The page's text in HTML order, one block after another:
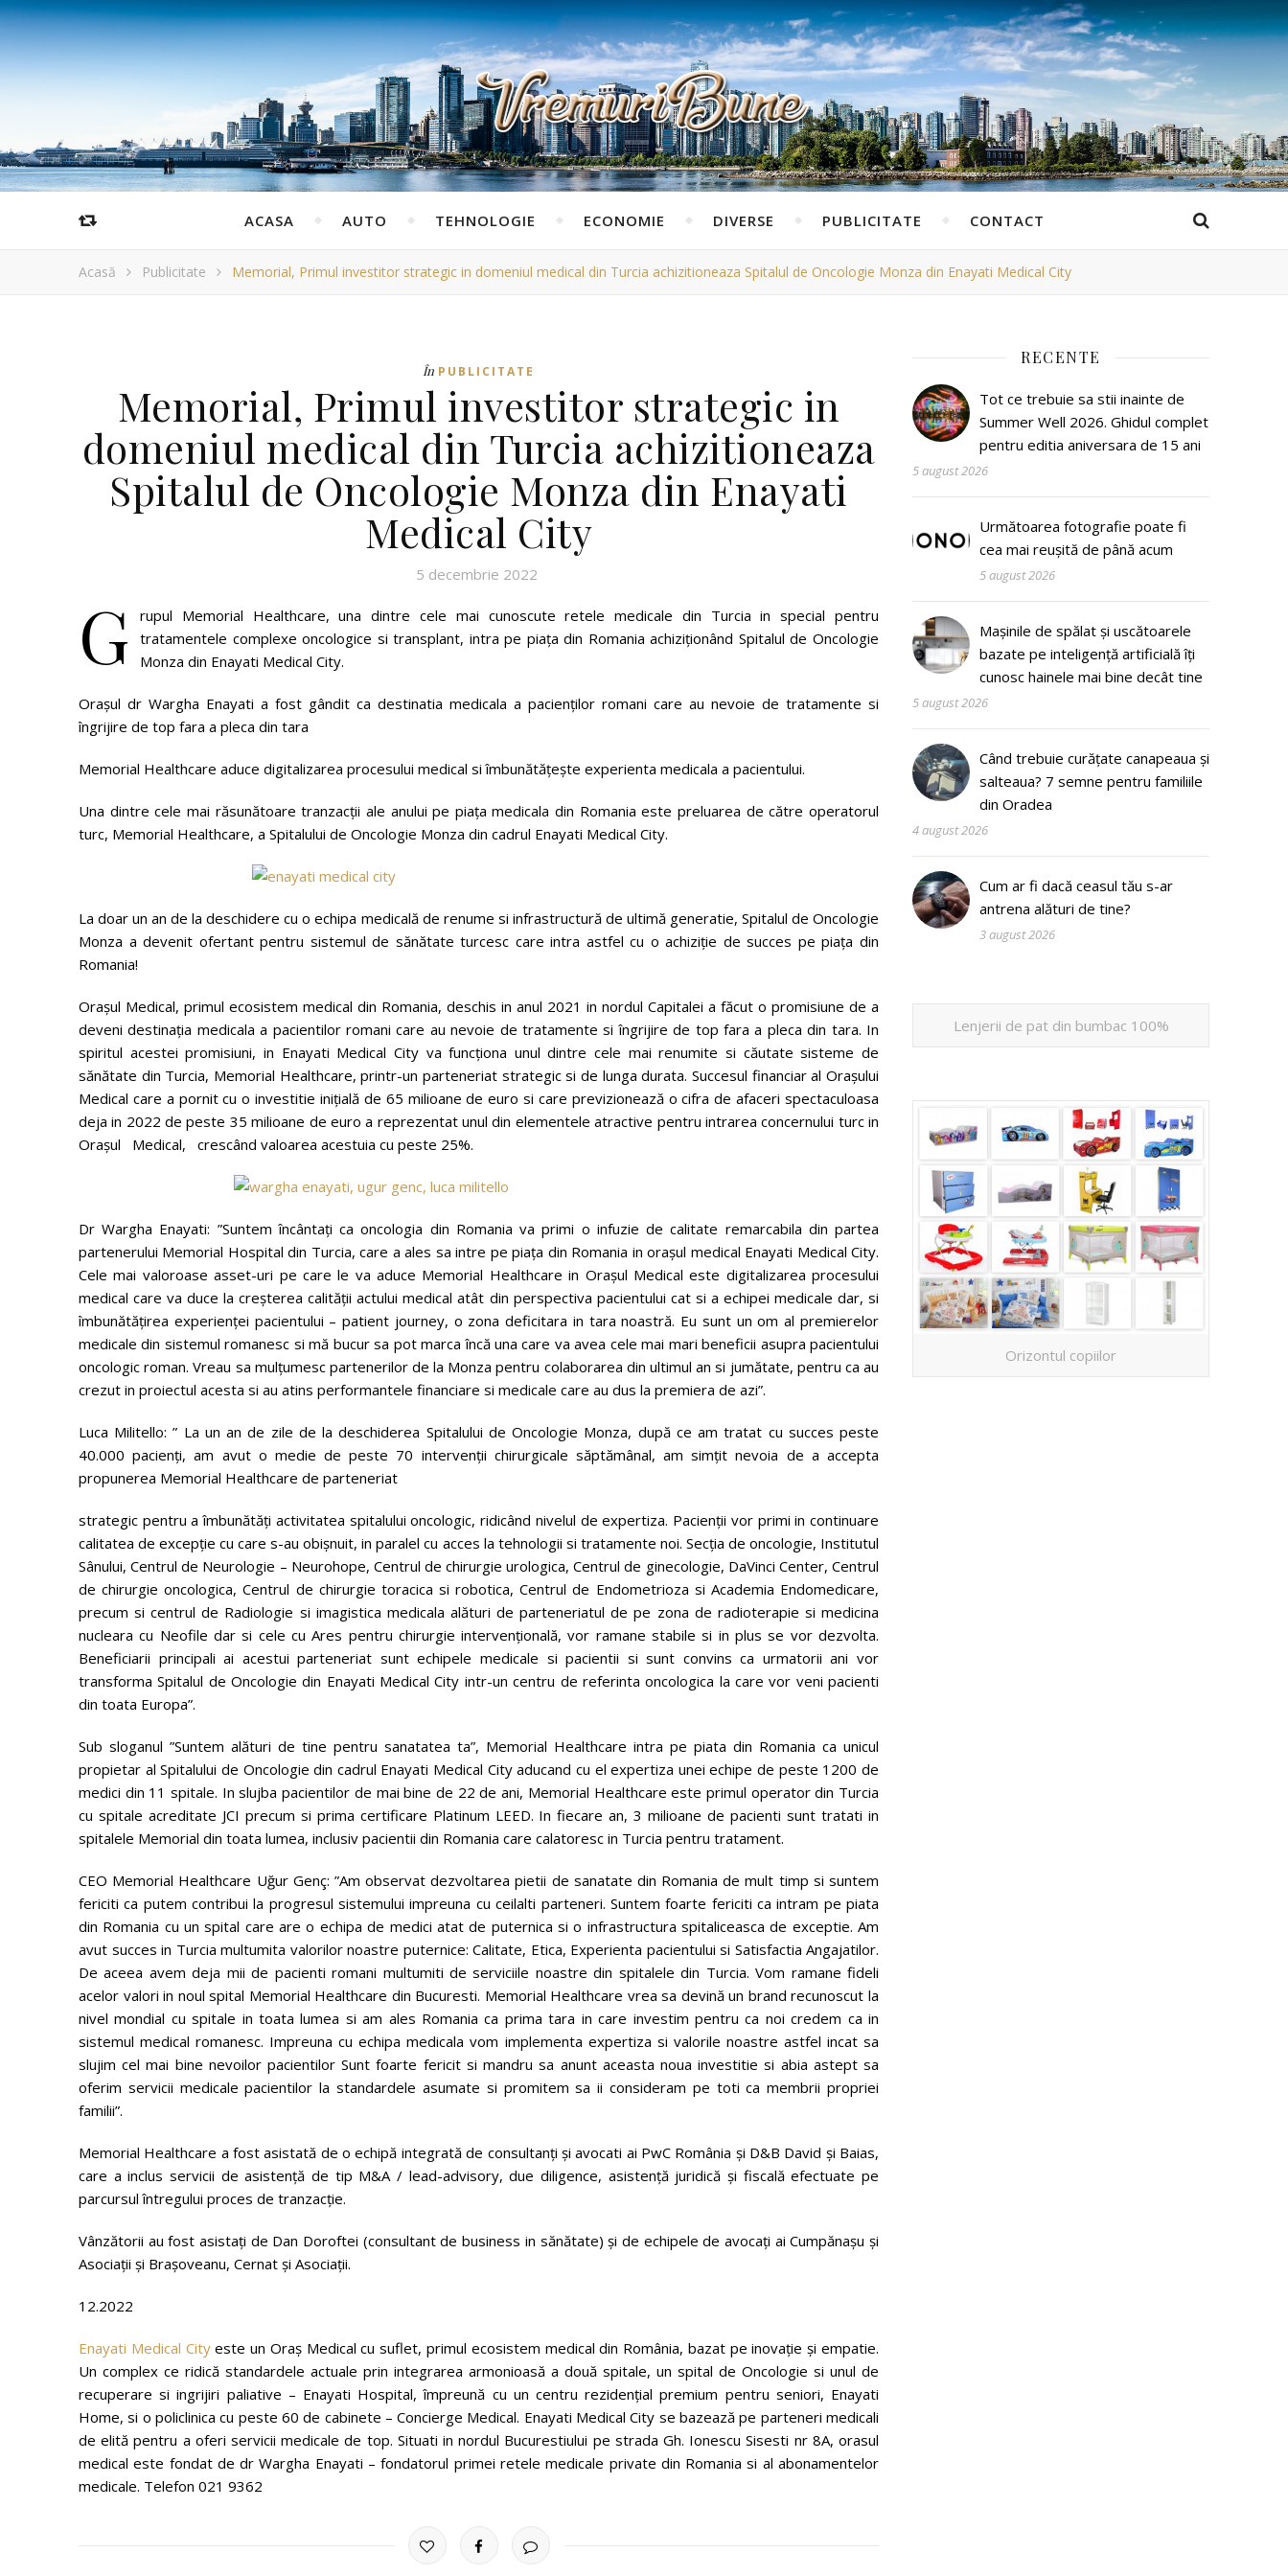
ACASA AUTO TEHNOLOGIE ECONOMIE DIVERSE PUBLICITATE CONTACT
Acasă Publicitate Memorial, Primul investitor strategic in domeniul medical din Turcia achizitioneaza Spitalul de Oncologie Monza din Enayati Medical City
În PUBLICITATE
Memorial, Primul investitor strategic in
domeniul medical din Turcia achizitioneaza
Spitalul de Oncologie Monza din Enayati
Medical City
5 decembrie 2022
G
rupul Memorial Healthcare, una dintre cele mai cunoscute retele medicale din Turcia in special pentru
tratamentele complexe oncologice si transplant, intra pe piața din Romania achiziționând Spitalul de Oncologie
Monza din Enayati Medical City.
Orașul dr Wargha Enayati a fost gândit ca destinatia medicala a pacienților romani care au nevoie de tratamente si
îngrijire de top fara a pleca din tara
Memorial Healthcare aduce digitalizarea procesului medical si îmbunătățește experienta medicala a pacientului.
Una dintre cele mai răsunătoare tranzacții ale anului pe piața medicala din Romania este preluarea de către operatorul
turc, Memorial Healthcare, a Spitalului de Oncologie Monza din cadrul Enayati Medical City.
La doar un an de la deschidere cu o echipa medicală de renume si infrastructură de ultimă generatie, Spitalul de Oncologie
Monza a devenit ofertant pentru sistemul de sănătate turcesc care intra astfel cu o achiziție de succes pe piața din
Romania!
Orașul Medical, primul ecosistem medical din Romania, deschis in anul 2021 in nordul Capitalei a făcut o promisiune de a
deveni destinația medicala a pacientilor romani care au nevoie de tratamente si îngrijire de top fara a pleca din tara. In
spiritul acestei promisiuni, in Enayati Medical City va funcționa unul dintre cele mai renumite si căutate sisteme de
sănătate din Turcia, Memorial Healthcare, printr-un parteneriat strategic si de lunga durata. Succesul financiar al Orașului
Medical care a pornit cu o investitie inițială de 65 milioane de euro si care previzionează o cifra de afaceri spectaculoasa
deja in 2022 de peste 35 milioane de euro a reprezentat unul din elementele atractive pentru intrarea concernului turc in
Orașul Medical, crescând valoarea acestuia cu peste 25%.
Dr Wargha Enayati: ”Suntem încântați ca oncologia din Romania va primi o infuzie de calitate remarcabila din partea
partenerului Memorial Hospital din Turcia, care a ales sa intre pe piața din Romania in orașul medical Enayati Medical City.
Cele mai valoroase asset-uri pe care le va aduce Memorial Healthcare in Orașul Medical este digitalizarea procesului
medical care va duce la creșterea calității actului medical atât din perspectiva pacientului cat si a echipei medicale dar, si
îmbunătățirea experienței pacientului – patient journey, o zona deficitara in tara noastră. Eu sunt un om al premierelor
medicale din sistemul romanesc si mă bucur sa pot marca încă una care va avea cele mai mari beneficii asupra pacientului
oncologic roman. Vreau sa mulțumesc partenerilor de la Monza pentru colaborarea din ultimul an si jumătate, pentru ca au
crezut in proiectul acesta si au atins performantele financiare si medicale care au dus la premiera de azi”.
Luca Militello: ” La un an de zile de la deschiderea Spitalului de Oncologie Monza, după ce am tratat cu succes peste
40.000 pacienți, am avut o medie de peste 70 intervenții chirurgicale săptămânal, am simțit nevoia de a accepta
propunerea Memorial Healthcare de parteneriat
strategic pentru a îmbunătăți activitatea spitalului oncologic, ridicând nivelul de expertiza. Pacienții vor primi in continuare
calitatea de excepție cu care s-au obișnuit, in paralel cu acces la tehnologii si tratamente noi. Secția de oncologie, Institutul
Sânului, Centrul de Neurologie – Neurohope, Centrul de chirurgie urologica, Centrul de ginecologie, DaVinci Center, Centrul
de chirurgie oncologica, Centrul de chirurgie toracica si robotica, Centrul de Endometrioza si Academia Endomedicare,
precum si centrul de Radiologie si imagistica medicala alături de parteneriatul de pe zona de radioterapie si medicina
nucleara cu Neofile dar si cele cu Ares pentru chirurgie intervențională, vor ramane stabile si in plus se vor dezvolta.
Beneficiarii principali ai acestui parteneriat sunt echipele medicale si pacientii si sunt convins ca urmatorii ani vor
transforma Spitalul de Oncologie din Enayati Medical City intr-un centru de referinta oncologica la care vor veni pacienti
din toata Europa”.
Sub sloganul ”Suntem alături de tine pentru sanatatea ta”, Memorial Healthcare intra pe piata din Romania ca unicul
propietar al Spitalului de Oncologie din cadrul Enayati Medical City aducand cu el expertiza unei echipe de peste 1200 de
medici din 11 spitale. In slujba pacientilor de mai bine de 22 de ani, Memorial Healthcare este primul operator din Turcia
cu spitale acreditate JCI precum si prima certificare Platinum LEED. In fiecare an, 3 milioane de pacienti sunt tratati in
spitalele Memorial din toata lumea, inclusiv pacientii din Romania care calatoresc in Turcia pentru tratament.
CEO Memorial Healthcare Uğur Genç: ”Am observat dezvoltarea pietii de sanatate din Romania de mult timp si suntem
fericiti ca putem contribui la progresul sistemului impreuna cu ceilalti parteneri. Suntem foarte fericiti ca intram pe piata
din Romania cu un spital care are o echipa de medici atat de puternica si o infrastructura spitaliceasca de exceptie. Am
avut succes in Turcia multumita valorilor noastre puternice: Calitate, Etica, Experienta pacientului si Satisfactia Angajatilor.
De aceea avem deja mii de pacienti romani multumiti de serviciile noastre din spitalele din Turcia. Vom ramane fideli
acelor valori in noul spital Memorial Healthcare din Bucuresti. Memorial Healthcare vrea sa devină un brand recunoscut la
nivel mondial cu spitale in toata lumea si am ales Romania ca prima tara in care investim pentru ca noi credem ca in
sistemul medical romanesc. Impreuna cu echipa medicala vom implementa expertiza si valorile noastre astfel incat sa
slujim cel mai bine nevoilor pacientilor Sunt foarte fericit si mandru sa anunt aceasta noua investitie si abia astept sa
oferim servicii medicale pacientilor la standardele asumate si promitem sa ii consideram pe toti ca membrii propriei
familii”.
Memorial Healthcare a fost asistată de o echipă integrată de consultanți și avocati ai PwC România și D&B David și Baias,
care a inclus servicii de asistență de tip M&A / lead-advisory, due diligence, asistență juridică și fiscală efectuate pe
parcursul întregului proces de tranzacție.
Vânzătorii au fost asistați de Dan Doroftei (consultant de business in sănătate) și de echipele de avocați ai Cumpănașu și
Asociații și Brașoveanu, Cernat și Asociații.
12.2022
Enayati Medical Cityeste un Oraș Medical cu suflet, primul ecosistem medical din România, bazat pe inovație și empatie.
Un complex ce ridică standardele actuale prin integrarea armonioasă a două spitale, un spital de Oncologie si unul de
recuperare si ingrijiri paliative – Enayati Hospital, împreună cu un centru rezidențial premium pentru seniori, Enayati
Home, si o policlinica cu peste 60 de cabinete – Concierge Medical. Enayati Medical City se bazează pe parteneri medicali
de elită pentru a oferi servicii medicale de top. Situati in nordul Bucurestiului pe strada Gh. Ionescu Sisesti nr 8A, orasul
medical este fondat de dr Wargha Enayati – fondatorul primei retele medicale private din Romania si al abonamentelor
medicale. Telefon 021 9362
RECENTE
Tot ce trebuie sa stii inainte de
Summer Well 2026. Ghidul complet
pentru editia aniversara de 15 ani
5 august 2026
Următoarea fotografie poate fi
cea mai reușită de până acum
5 august 2026
Mașinile de spălat și uscătoarele
bazate pe inteligență artificială îți
cunosc hainele mai bine decât tine
5 august 2026
Când trebuie curățate canapeaua și
salteaua? 7 semne pentru familiile
din Oradea
4 august 2026
Cum ar fi dacă ceasul tău s-ar
antrena alături de tine?
3 august 2026
Lenjerii de pat din bumbac 100%
Orizontul copiilor